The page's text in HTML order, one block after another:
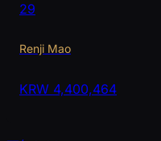
29
Renji Mao
KRW 4,400,464